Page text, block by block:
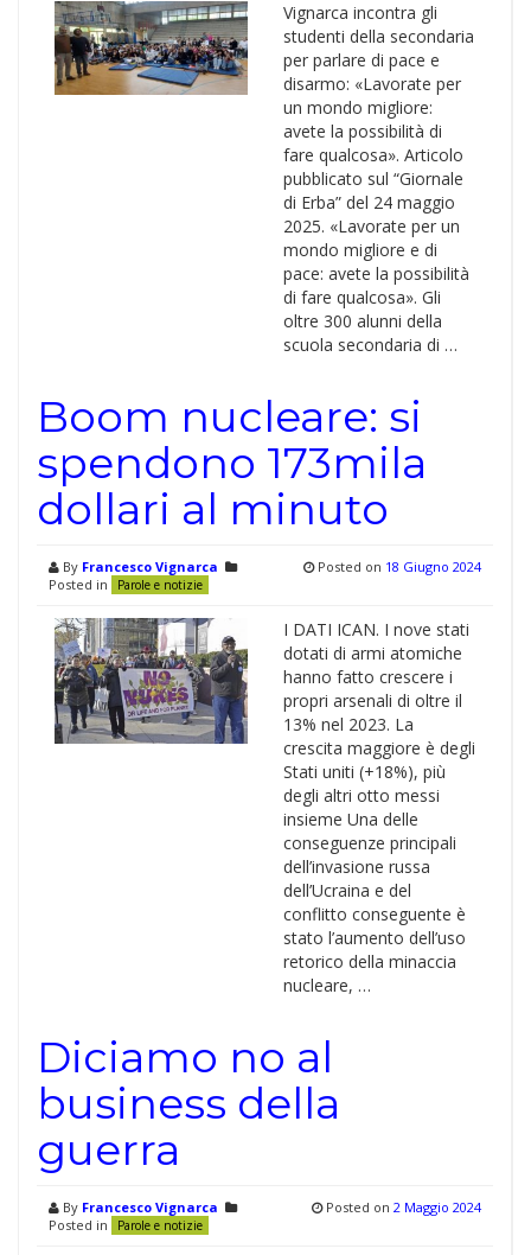
Vignarca incontra gli
studenti della secondaria
per parlare di pace e
disarmo: «Lavorate per
un mondo migliore:
avete la possibilità di
fare qualcosa». Articolo
pubblicato sul “Giornale
di Erba” del 24 maggio
2025. «Lavorate per un
mondo migliore e di
pace: avete la possibilità
di fare qualcosa». Gli
oltre 300 alunni della
scuola secondaria di …
Boom nucleare: si
spendono 173mila
dollari al minuto
By Francesco Vignarca
Posted in
Parole e notizie
Posted on 18 Giugno 2024
I DATI ICAN. I nove stati
dotati di armi atomiche
hanno fatto crescere i
propri arsenali di oltre il
13% nel 2023. La
crescita maggiore è degli
Stati uniti (+18%), più
degli altri otto messi
insieme Una delle
conseguenze principali
dell’invasione russa
dell’Ucraina e del
conflitto conseguente è
stato l’aumento dell’uso
retorico della minaccia
nucleare, …
Diciamo no al
business della
guerra
By Francesco Vignarca
Posted in
Parole e notizie
Posted on 2 Maggio 2024